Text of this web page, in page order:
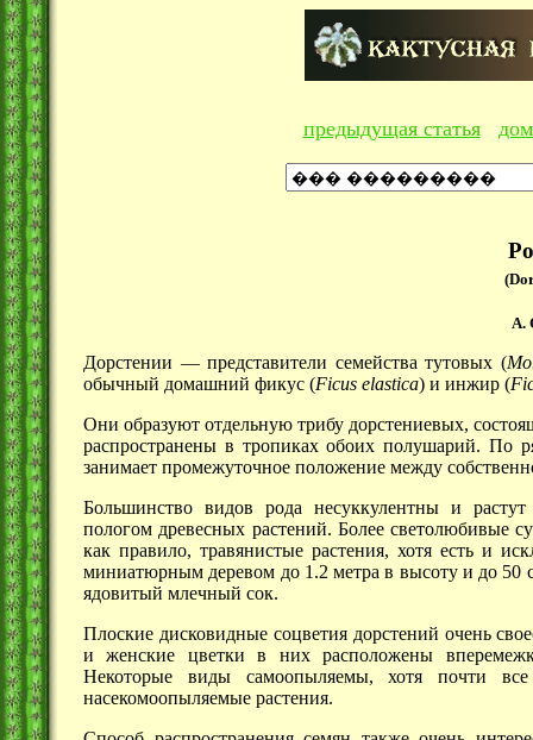
предыдущая статья
А.
Дорстении — представители семейства тутовых (
обычный домашний фикус (Ficus elastica) и инжир (
Они образуют отдельную трибу дорстениевых,
распространены в тропиках обоих полушарий. По
занимает промежуточное положение между
Большинство видов рода несуккулентны и
пологом древесных растений. Более светолюбивые
как правило, травянистые растения, хотя есть и
миниатюрным деревом до 1.2 метра в высоту и до 50
ядовитый млечный сок.
Плоские дисковидные соцветия дорстений очень
и женские цветки в них расположены
Некоторые виды самоопыляемы, хотя почти
насекомоопыляемые растения.